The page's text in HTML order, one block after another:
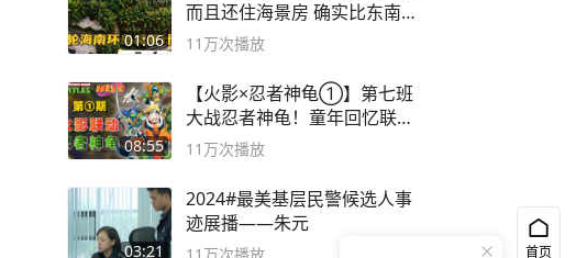
01:06
而且还住海景房 确实比东南
亚合适
11万次播放
08:55
【火影×忍者神龟①】第七班
大战忍者神龟！童年回忆联动
论武？
11万次播放
03:21
2024#最美基层民警候选人事
迹展播——朱元
首页